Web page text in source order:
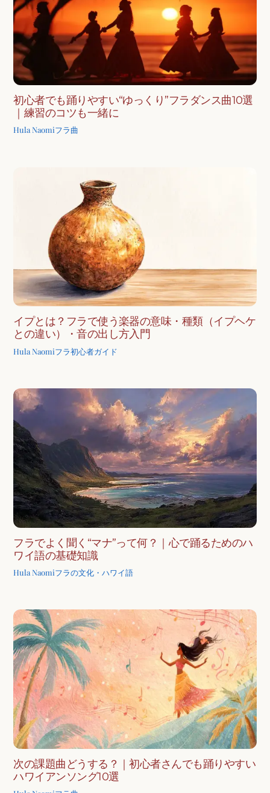
初心者でも踊りやすい“ゆっくり”フラダンス曲10選
｜練習のコツも一緒に
Hula Naomiフラ曲
イプとは？フラで使う楽器の意味・種類（イプヘケ
との違い）・音の出し方入門
Hula Naomiフラ初心者ガイド
フラでよく聞く“マナ”って何？｜心で踊るためのハ
ワイ語の基礎知識
Hula Naomiフラの文化・ハワイ語
次の課題曲どうする？｜初心者さんでも踊りやすい
ハワイアンソング10選